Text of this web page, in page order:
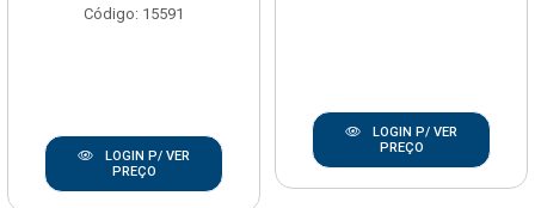
Código: 15591
LOGIN P/ VER
PREÇO
LOGIN P/ VER
PREÇO